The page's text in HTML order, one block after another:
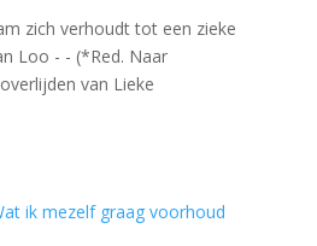
zich verhoudt tot een zieke
Loo - - (*Red. Naar
van Lieke